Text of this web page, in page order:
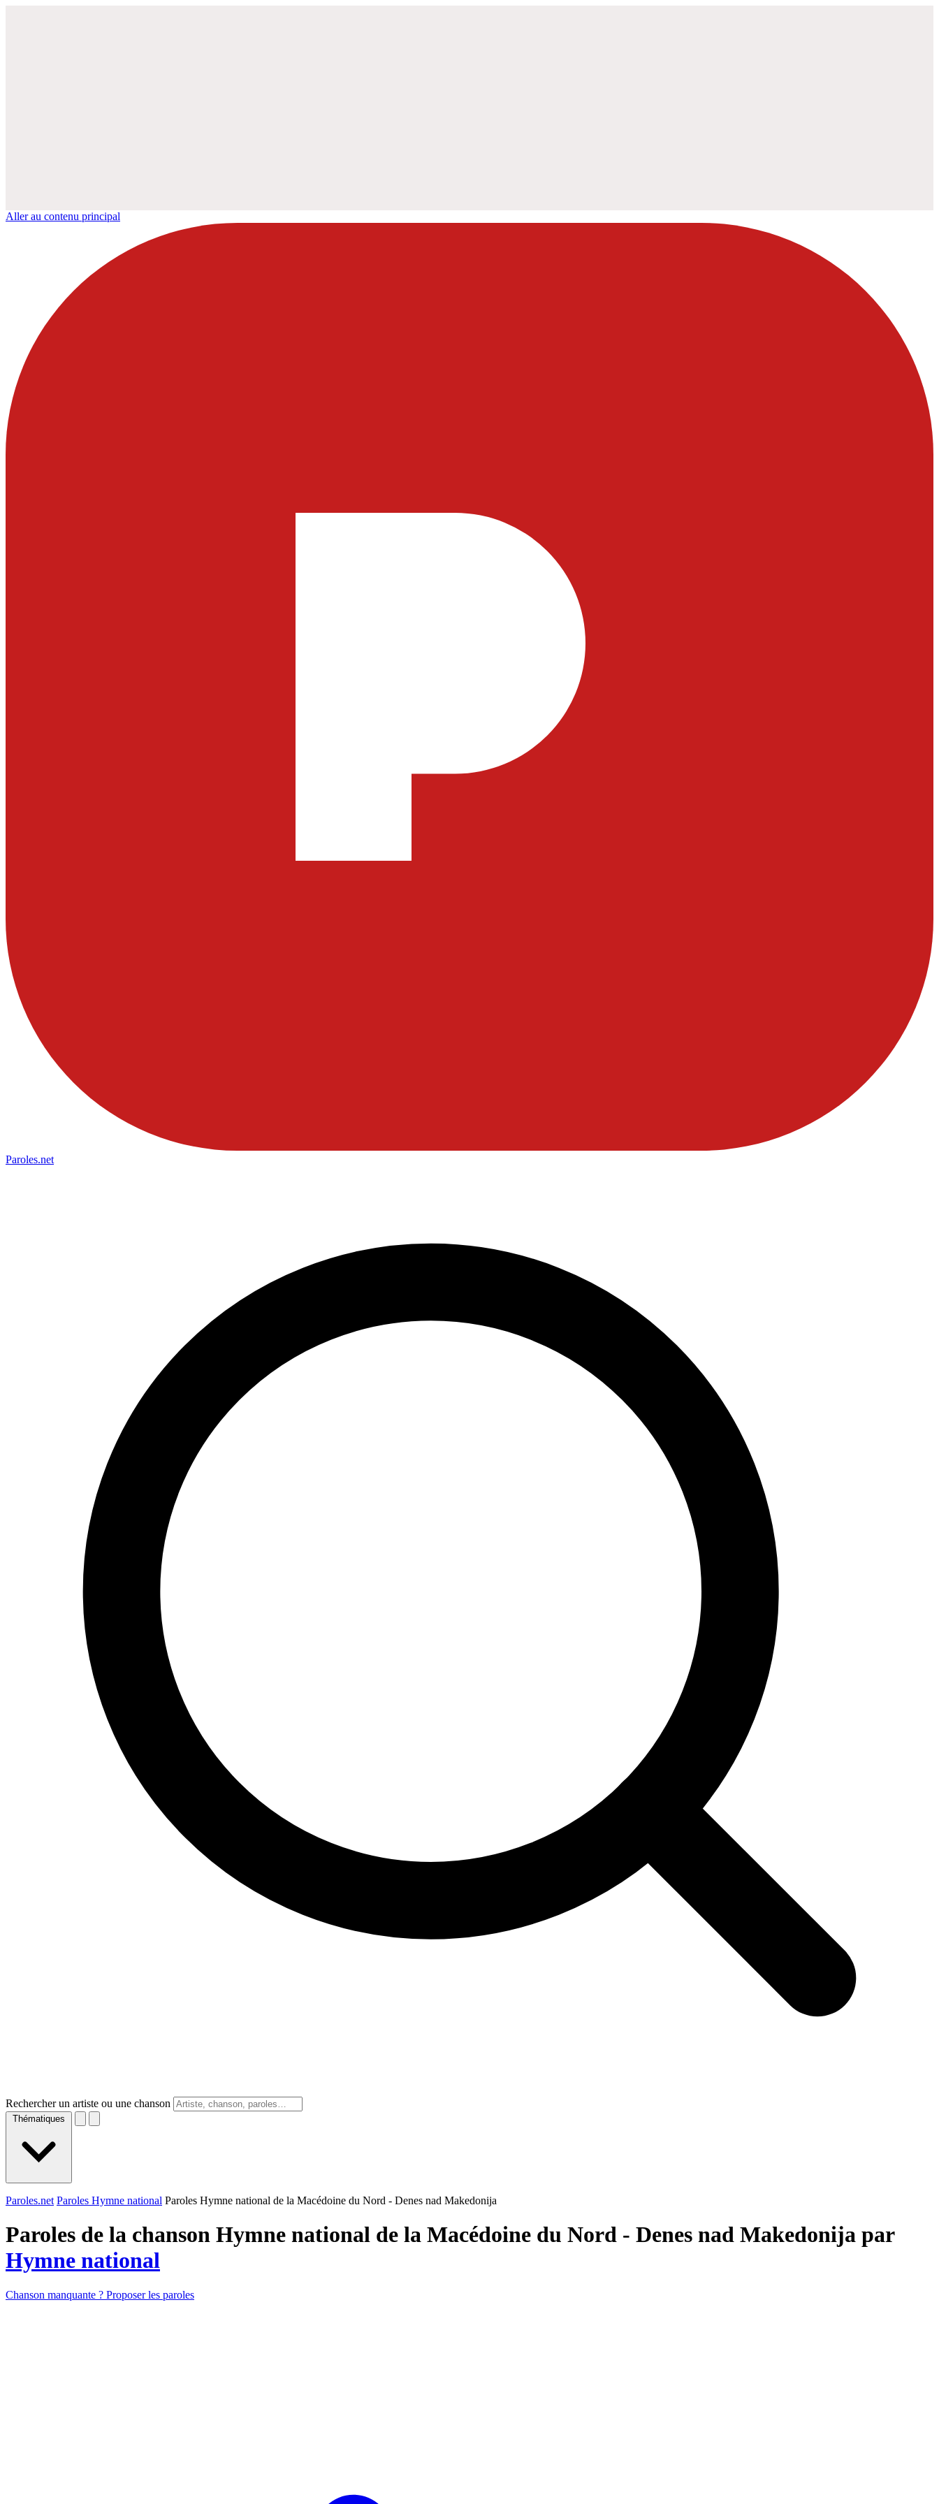
Aller au contenu principal
Paroles.net
Rechercher un artiste ou une chanson
Thématiques
Paroles.net Paroles Hymne national Paroles Hymne national de la Macédoine du Nord - Denes nad Makedonija
Paroles de la chanson Hymne national de la Macédoine du Nord - Denes nad Makedonija par
Hymne national
Chanson manquante ? Proposer les paroles